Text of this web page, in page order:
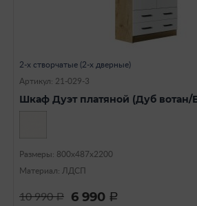
2-х створчатые (2-х дверные)
Артикул: 21-029-3
Шкаф Дуэт платяной (Дуб вотан/
Размеры: 800х487х2200
Материал: ЛДСП
10 990a 6 990 a